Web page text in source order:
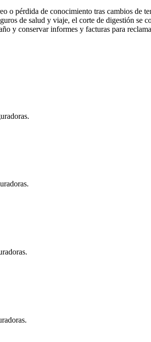
o pérdida de conocimiento tras cambios de
de salud y viaje, el corte de digestión se
y conservar informes y facturas para